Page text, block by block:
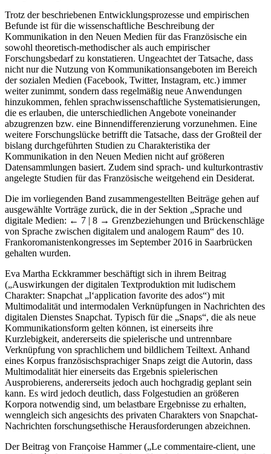
Trotz der beschriebenen Entwicklungsprozesse und empirischen
Befunde ist für die wissenschaftliche Beschreibung der
Kommunikation in den Neuen Medien für das Französische ein
sowohl theoretisch-methodischer als auch empirischer
Forschungsbedarf zu konstatieren. Ungeachtet der Tatsache, dass
nicht nur die Nutzung von Kommunikationsangeboten im Bereich
der sozialen Medien (Facebook, Twitter, Instagram, etc.) immer
weiter zunimmt, sondern dass regelmäßig neue Anwendungen
hinzukommen, fehlen sprachwissenschaftliche Systematisierungen,
die es erlauben, die unterschiedlichen Angebote voneinander
abzugrenzen bzw. eine Binnendifferenzierung vorzunehmen. Eine
weitere Forschungslücke betrifft die Tatsache, dass der Großteil der
bislang durchgeführten Studien zu Charakteristika der
Kommunikation in den Neuen Medien nicht auf größeren
Datensammlungen basiert. Zudem sind sprach- und kulturkontrastiv
angelegte Studien für das Französische weitgehend ein Desiderat.
Die im vorliegenden Band zusammengestellten Beiträge gehen auf
ausgewählte Vorträge zurück, die in der Sektion „Sprache und
digitale Medien: ← 7 | 8 → Grenzbeziehungen und Brückenschläge
von Sprache zwischen digitalem und analogem Raum“ des 10.
Frankoromanistenkongresses im September 2016 in Saarbrücken
gehalten wurden.
Eva Martha Eckkrammer beschäftigt sich in ihrem Beitrag
(„Auswirkungen der digitalen Textproduktion mit ludischem
Charakter: Snapchat „l‘application favorite des ados“) mit
Multimodalität und intermodalen Verknüpfungen in Nachrichten des
digitalen Dienstes Snapchat. Typisch für die „Snaps“, die als neue
Kommunikationsform gelten können, ist einerseits ihre
Kurzlebigkeit, andererseits die spielerische und untrennbare
Verknüpfung von sprachlichem und bildlichem Teiltext. Anhand
eines Korpus französischsprachiger Snaps zeigt die Autorin, dass
Multimodalität hier einerseits das Ergebnis spielerischen
Ausprobierens, andererseits jedoch auch hochgradig geplant sein
kann. Es wird jedoch deutlich, dass Folgestudien an größeren
Korpora notwendig sind, um belastbare Ergebnisse zu erhalten,
wenngleich sich angesichts des privaten Charakters von Snapchat-
Nachrichten forschungsethische Herausforderungen abzeichnen.
Der Beitrag von Françoise Hammer („Le commentaire‐client, une